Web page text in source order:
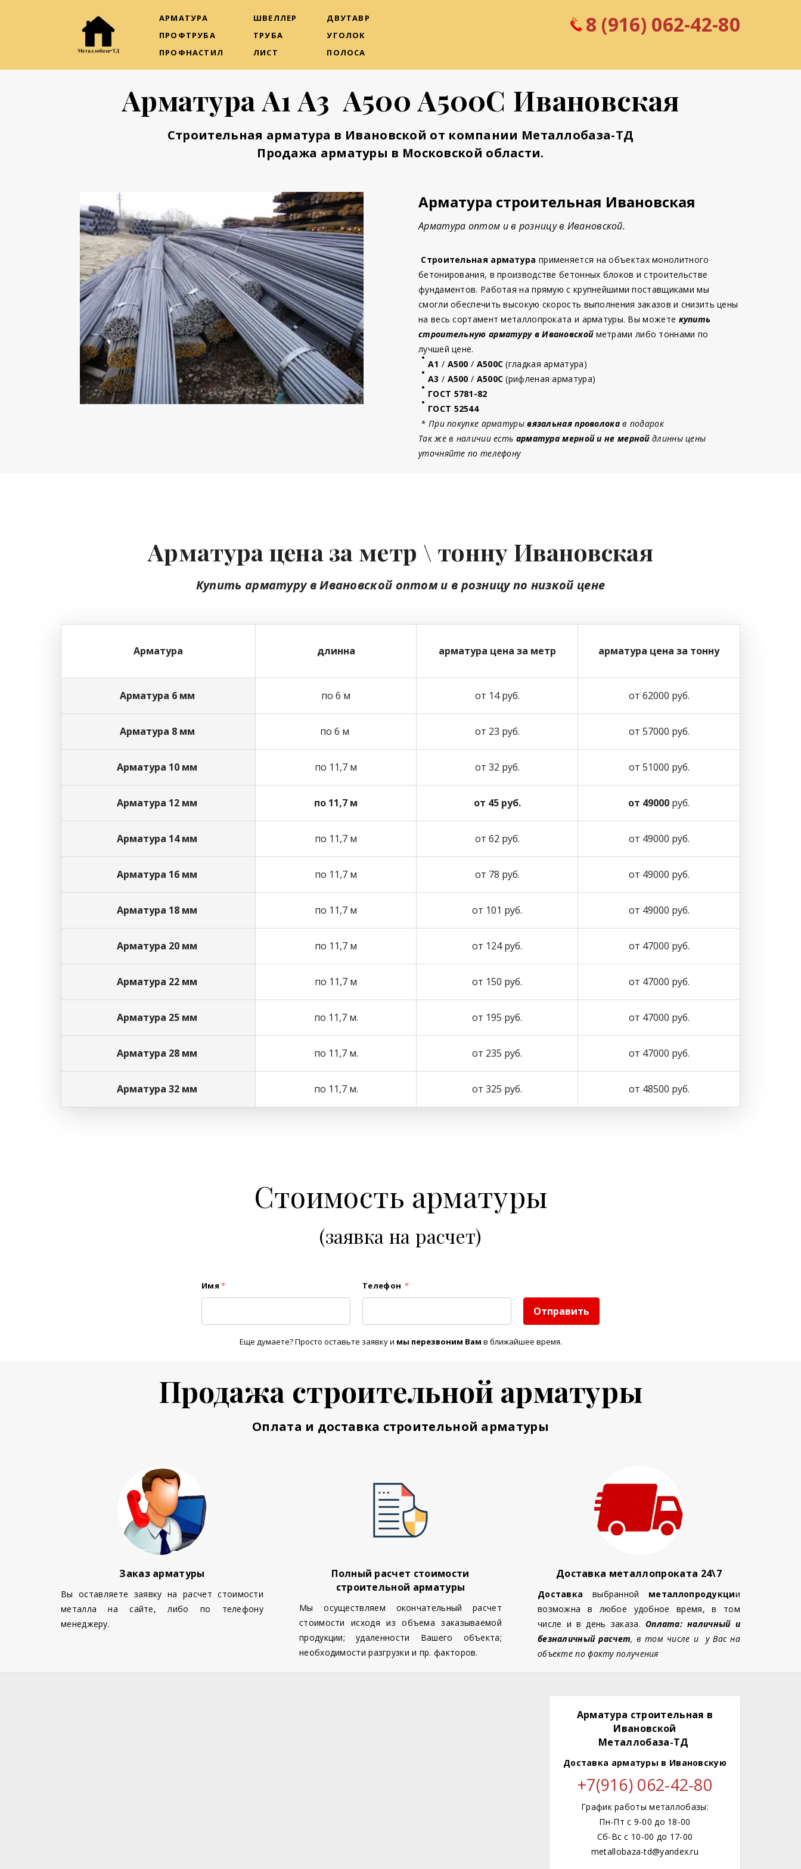
АРМАТУРА
ПРОФТРУБА
ПРОФНАСТИЛ
ШВЕЛЛЕР
ТРУБА
ЛИСТ
ДВУТАВР
УГОЛОК
ПОЛОСА
8 (916) 062-42-80
Арматура А1 А3 А500 А500С Ивановская
Строительная арматура в Ивановской от компании Металлобаза-ТД
Продажа арматуры в Московской области.
Арматура строительная Ивановская
Арматура оптом и в розницу в Ивановской.
Строительная арматура применяется на объектах монолитного
бетонирования, в производстве бетонных блоков и строительстве
фундаментов. Работая на прямую с крупнейшими поставщиками мы
смогли обеспечить высокую скорость выполнения заказов и снизить цены
на весь сортамент металлопроката и арматуры. Вы можете купить
строительную арматуру в Ивановской метрами либо тоннами по
лучшей цене.
А1 / А500 / А500С (гладкая арматура)
А3 / А500 / А500С (рифленая арматура)
ГОСТ 5781-82
ГОСТ 52544
* При покупке арматурывязальная проволокав подарок
Так же в наличии есть арматура мерной и не мернойдлинны цены
уточняйте по телефону
Арматура цена за метр \ тонну Ивановская
Купить арматуру в Ивановской оптоми в розницупо низкой цене
Арматура длинна арматура цена за метр арматура цена за тонну
Арматура 6 мм по 6 м от 14 руб. от 62000 руб.
Арматура 8 мм по 6 м от 23 руб. от 57000 руб.
Арматура 10 мм по 11,7 м от 32 руб. от 51000 руб.
Арматура 12 мм по 11,7 м от 45 руб. от 49000 руб.
Арматура 14 мм по 11,7 м от 62 руб. от 49000 руб.
Арматура 16 мм по 11,7 м от 78 руб. от 49000 руб.
Арматура 18 мм по 11,7 м от 101 руб. от 49000 руб.
Арматура 20 мм по 11,7 м от 124 руб. от 47000 руб.
Арматура 22 мм по 11,7 м от 150 руб. от 47000 руб.
Арматура 25 мм по 11,7 м. от 195 руб. от 47000 руб.
Арматура 28 мм по 11,7 м. от 235 руб. от 47000 руб.
Арматура 32 мм по 11,7 м. от 325 руб. от 48500 руб.
Стоимость арматуры
(заявка на расчет)
Имя * Телефон *
Отправить
Еще думаете? Просто оставьте заявку и мы перезвоним Вам в ближайшее время.
Продажа строительной арматуры
Оплата и доставка строительной арматуры
Заказ арматуры
Вы оставляете заявку на расчет стоимости
металла на сайте, либо по телефону
менеджеру.
Полный расчет стоимости
строительной арматуры
Мы осуществляем окончательный расчет
стоимости исходя из объема заказываемой
продукции; удаленности Вашего объекта;
необходимости разгрузки и пр. факторов.
Доставка металлопроката 24\7
Доставка выбранной металлопродукции
возможна в любое удобное время, в том
числе и в день заказа. Оплата: наличный и
безналичный расчет, в том числе и у Вас на
объекте по факту получения
Арматура строительная в
Ивановской
Металлобаза-ТД
Доставка арматуры в Ивановскую
+7(916) 062-42-80
График работы металлобазы:
Пн-Пт с 9-00 до 18-00
Сб-Вс с 10-00 до 17-00
metallobaza-td@yandex.ru